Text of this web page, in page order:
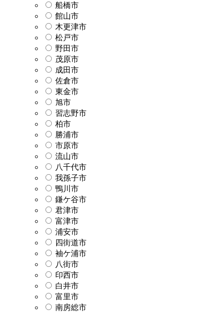
船橋市
館山市
木更津市
松戸市
野田市
茂原市
成田市
佐倉市
東金市
旭市
習志野市
柏市
勝浦市
市原市
流山市
八千代市
我孫子市
鴨川市
鎌ケ谷市
君津市
富津市
浦安市
四街道市
袖ケ浦市
八街市
印西市
白井市
富里市
南房総市